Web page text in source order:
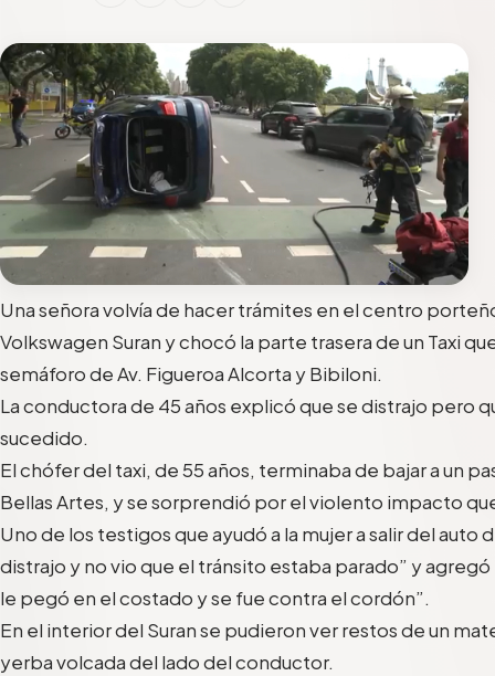
Una señora volvía de hacer trámites en el centro
Volkswagen Suran y chocó la parte trasera de un Taxi
semáforo de Av. Figueroa Alcorta y Bibiloni.
La conductora de 45 años explicó que se distrajo pero
sucedido.
El chófer del taxi, de 55 años, terminaba de bajar a un
Bellas Artes, y se sorprendió por el violento impacto
Uno de los testigos que ayudó a la mujer a salir del auto
distrajo y no vio que el tránsito estaba parado” y agregó
le pegó en el costado y se fue contra el cordón”.
En el interior del Suran se pudieron ver restos de un
yerba volcada del lado del conductor.